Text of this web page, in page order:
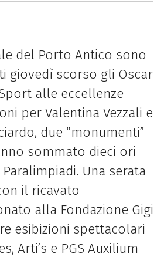
del Porto Antico sono
giovedì scorso gli Oscar
alle eccellenze
per Valentina Vezzali e
due “monumenti”
sommato dieci ori
Una serata
il ricavato
alla Fondazione Gigi
esibizioni spettacolari
Arti’s e PGS Auxilium